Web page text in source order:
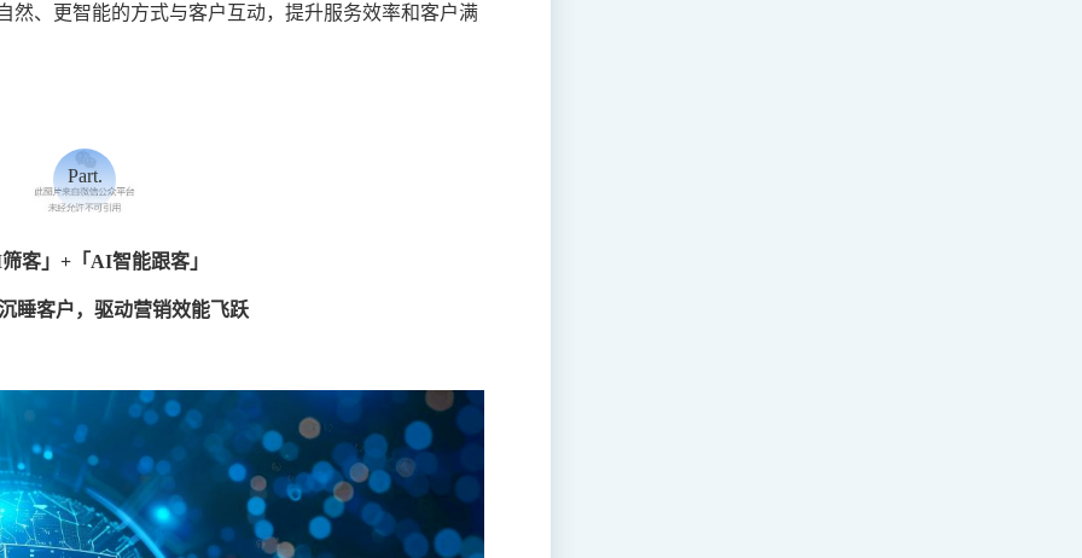
然、更智能的方式与客户互动，提升服务效率和客户满
Part.
客」+「AI智能跟客」
睡客户，驱动营销效能飞跃